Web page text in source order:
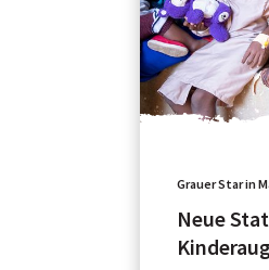
Neue
Grauer Star in